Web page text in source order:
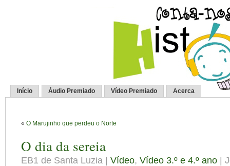
Início Áudio Premiado Vídeo Premiado Acerca
« O Marujinho que perdeu o Norte
O dia da sereia
EB1 de Santa Luzia | Vídeo, Vídeo 3.º e 4.º ano |